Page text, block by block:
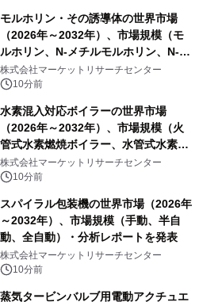
モルホリン・その誘導体の世界市場
（2026年～2032年）、市場規模（モ
ルホリン、N-メチルモルホリン、N-エ
チルモルホリン、その他）・分析レポ
ートを発表
株式会社マーケットリサーチセンター
10分前
水素混入対応ボイラーの世界市場
（2026年～2032年）、市場規模（火
管式水素燃焼ボイラー、水管式水素燃
焼ボイラー、その他）・分析レポート
を発表
株式会社マーケットリサーチセンター
10分前
スパイラル包装機の世界市場（2026年
～2032年）、市場規模（手動、半自
動、全自動）・分析レポートを発表
株式会社マーケットリサーチセンター
10分前
蒸気タービンバルブ用電動アクチュエ